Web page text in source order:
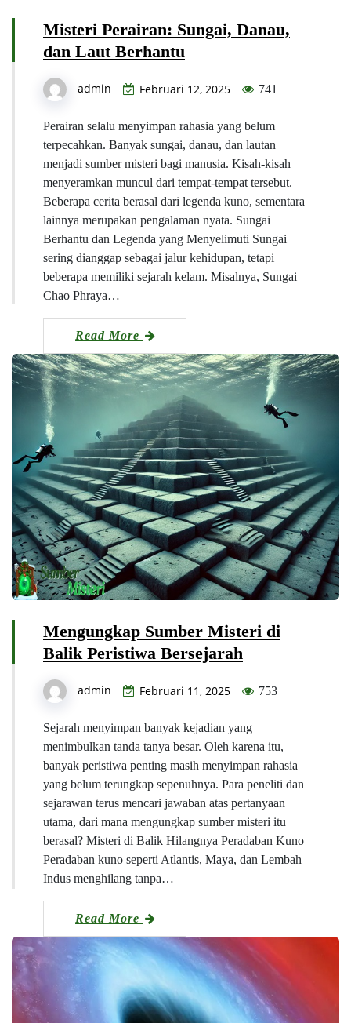
Misteri Perairan: Sungai, Danau,
dan Laut Berhantu
admin Februari 12, 2025 741
Perairan selalu menyimpan rahasia yang belum
terpecahkan. Banyak sungai, danau, dan lautan
menjadi sumber misteri bagi manusia. Kisah-kisah
menyeramkan muncul dari tempat-tempat tersebut.
Beberapa cerita berasal dari legenda kuno, sementara
lainnya merupakan pengalaman nyata. Sungai
Berhantu dan Legenda yang Menyelimuti Sungai
sering dianggap sebagai jalur kehidupan, tetapi
beberapa memiliki sejarah kelam. Misalnya, Sungai
Chao Phraya…
Read More
Mengungkap Sumber Misteri di
Balik Peristiwa Bersejarah
admin Februari 11, 2025 753
Sejarah menyimpan banyak kejadian yang
menimbulkan tanda tanya besar. Oleh karena itu,
banyak peristiwa penting masih menyimpan rahasia
yang belum terungkap sepenuhnya. Para peneliti dan
sejarawan terus mencari jawaban atas pertanyaan
utama, dari mana mengungkap sumber misteri itu
berasal? Misteri di Balik Hilangnya Peradaban Kuno
Peradaban kuno seperti Atlantis, Maya, dan Lembah
Indus menghilang tanpa…
Read More